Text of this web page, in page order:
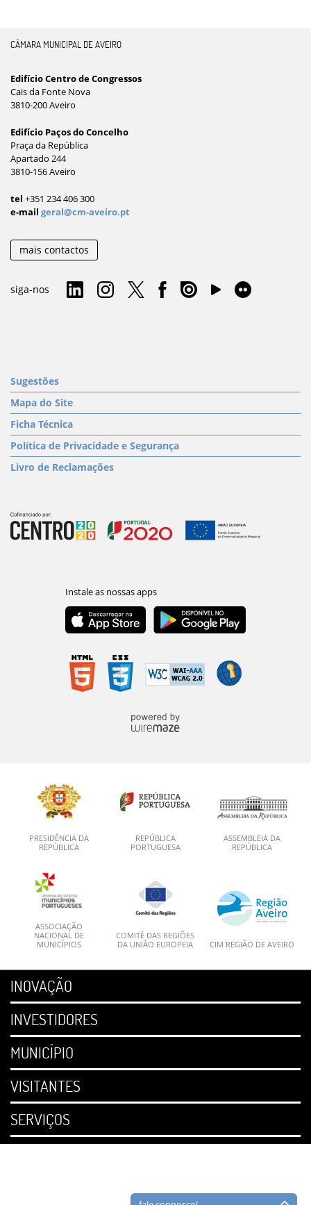
CÂMARA MUNICIPAL DE AVEIRO
Edifício Centro de Congressos
Cais da Fonte Nova
3810-200 Aveiro
Edifício Paços do Concelho
Praça da República
Apartado 244
3810-156 Aveiro
tel +351 234 406 300
e-mail geral@cm-aveiro.pt
mais contactos
siga-nos
Sugestões
Mapa do Site
Ficha Técnica
Política de Privacidade e Segurança
Livro de Reclamações
PRESIDÊNCIA DA
REPÚBLICA
REPÚBLICA
PORTUGUESA
ASSEMBLEIA DA
REPÚBLICA
ASSOCIAÇÃO
NACIONAL DE
MUNICÍPIOS
COMITÉ DAS REGIÕES
DA UNIÃO EUROPEIA
CIM REGIÃO DE AVEIRO
INOVAÇÃO
INVESTIDORES
MUNICÍPIO
VISITANTES
SERVIÇOS